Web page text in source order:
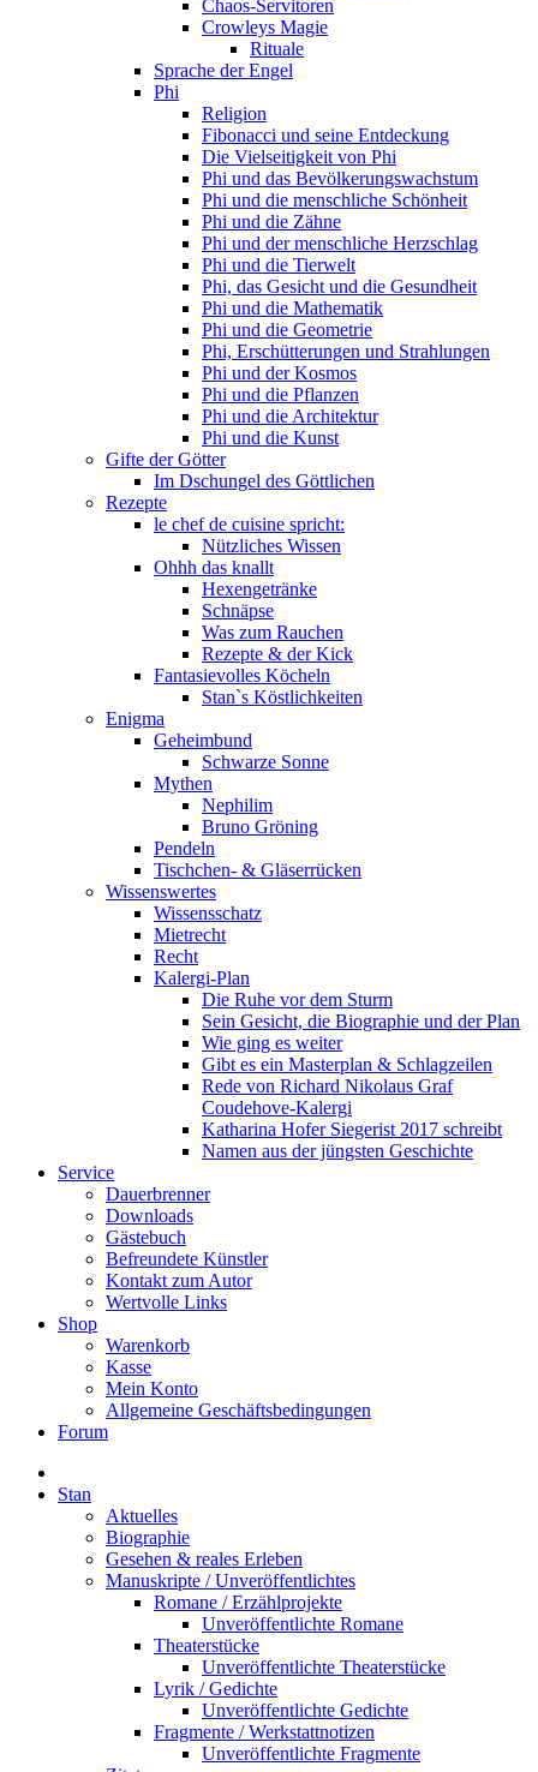
Chaos-Servitoren
Crowleys Magie
Rituale
Sprache der Engel
Phi
Religion
Fibonacci und seine Entdeckung
Die Vielseitigkeit von Phi
Phi und das Bevölkerungswachstum
Phi und die menschliche Schönheit
Phi und die Zähne
Phi und der menschliche Herzschlag
Phi und die Tierwelt
Phi, das Gesicht und die Gesundheit
Phi und die Mathematik
Phi und die Geometrie
Phi, Erschütterungen und Strahlungen
Phi und der Kosmos
Phi und die Pflanzen
Phi und die Architektur
Phi und die Kunst
Gifte der Götter
Im Dschungel des Göttlichen
Rezepte
le chef de cuisine spricht:
Nützliches Wissen
Ohhh das knallt
Hexengetränke
Schnäpse
Was zum Rauchen
Rezepte & der Kick
Fantasievolles Köcheln
Stan`s Köstlichkeiten
Enigma
Geheimbund
Schwarze Sonne
Mythen
Nephilim
Bruno Gröning
Pendeln
Tischchen- & Gläserrücken
Wissenswertes
Wissensschatz
Mietrecht
Recht
Kalergi-Plan
Die Ruhe vor dem Sturm
Sein Gesicht, die Biographie und der Plan
Wie ging es weiter
Gibt es ein Masterplan & Schlagzeilen
Rede von Richard Nikolaus Graf
Coudehove-Kalergi
Katharina Hofer Siegerist 2017 schreibt
Namen aus der jüngsten Geschichte
Service
Dauerbrenner
Downloads
Gästebuch
Befreundete Künstler
Kontakt zum Autor
Wertvolle Links
Shop
Warenkorb
Kasse
Mein Konto
Allgemeine Geschäftsbedingungen
Forum
Stan
Aktuelles
Biographie
Gesehen & reales Erleben
Manuskripte / Unveröffentlichtes
Romane / Erzählprojekte
Unveröffentlichte Romane
Theaterstücke
Unveröffentlichte Theaterstücke
Lyrik / Gedichte
Unveröffentlichte Gedichte
Fragmente / Werkstattnotizen
Unveröffentlichte Fragmente